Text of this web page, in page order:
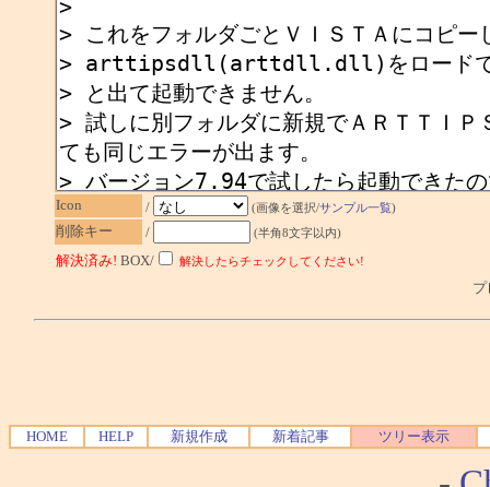
Icon / (画像を選択/サンプル一覧)
削除キー / (半角8文字以内)
解決済み! BOX/ 解決したらチェックしてください!
プ
HOME HELP 新規作成 新着記事 ツリー表示